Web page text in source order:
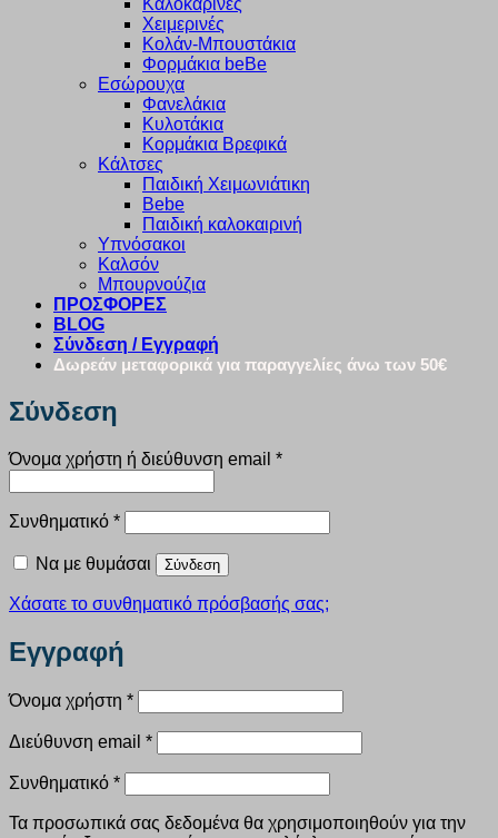
Καλοκαρινές
Χειμερινές
Κολάν-Μπουστάκια
Φορμάκια beBe
Εσώρουχα
Φανελάκια
Κυλοτάκια
Κορμάκια Βρεφικά
Κάλτσες
Παιδική Χειμωνιάτικη
Bebe
Παιδική καλοκαιρινή
Υπνόσακοι
Καλσόν
Μπουρνούζια
ΠΡΟΣΦΟΡΕΣ
BLOG
Σύνδεση / Εγγραφή
Δωρεάν μεταφορικά για παραγγελίες άνω των 50€
Σύνδεση
Όνομα χρήστη ή διεύθυνση email *Απαιτείται
Συνθηματικό *Απαιτείται
Να με θυμάσαι Σύνδεση
Χάσατε το συνθηματικό πρόσβασής σας;
Εγγραφή
Όνομα χρήστη *Απαιτείται
Διεύθυνση email *Απαιτείται
Συνθηματικό *Απαιτείται
Τα προσωπικά σας δεδομένα θα χρησιμοποιηθούν για την